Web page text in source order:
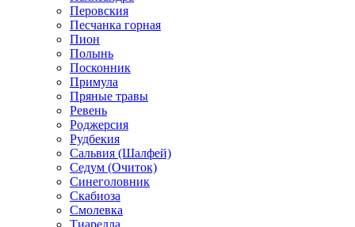
Перовския
Песчанка горная
Пион
Полынь
Посконник
Примула
Пряные травы
Ревень
Роджерсия
Рудбекия
Сальвия (Шалфей)
Седум (Очиток)
Синеголовник
Скабиоза
Смолевка
Тиарелла